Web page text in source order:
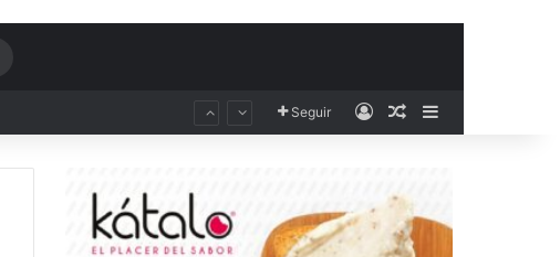
Seguir AccesoPublicación al